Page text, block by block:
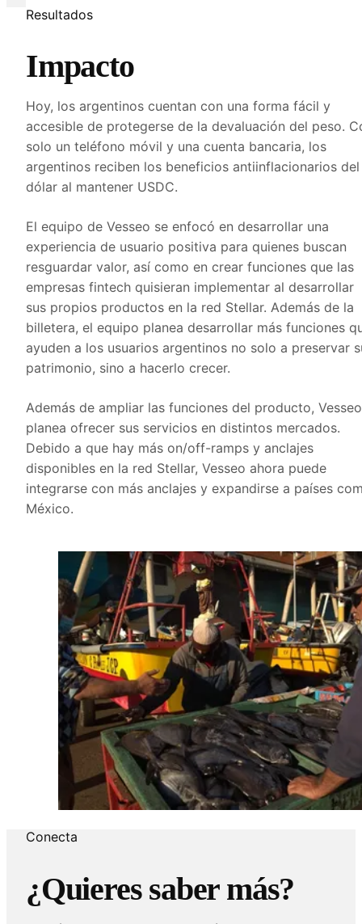
Resultados
Impacto
Hoy, los argentinos cuentan con una forma fácil y
accesible de protegerse de la devaluación del peso.
solo un teléfono móvil y una cuenta bancaria, los
argentinos reciben los beneficios antiinflacionarios del
dólar al mantener USDC.
El equipo de Vesseo se enfocó en desarrollar una
experiencia de usuario positiva para quienes buscan
resguardar valor, así como en crear funciones que las
empresas fintech quisieran implementar al desarrollar
sus propios productos en la red Stellar. Además de la
billetera, el equipo planea desarrollar más funciones
ayuden a los usuarios argentinos no solo a preservar
patrimonio, sino a hacerlo crecer.
Además de ampliar las funciones del producto, Vesseo
planea ofrecer sus servicios en distintos mercados.
Debido a que hay más on/off-ramps y anclajes
disponibles en la red Stellar, Vesseo ahora puede
integrarse con más anclajes y expandirse a países
México.
Conecta
¿Quieres saber más?